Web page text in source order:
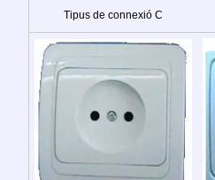
Tipus de connexió C